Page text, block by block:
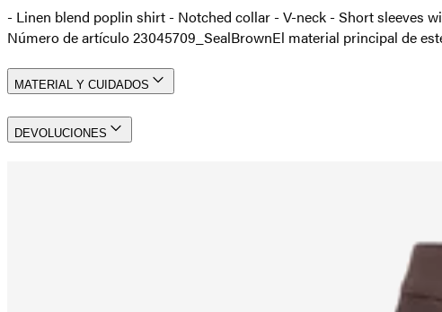
- Linen blend poplin shirt - Notched collar - V-neck - Short sleeves
Número de artículo 23045709_SealBrownEl material principal de
MATERIAL Y CUIDADOS
DEVOLUCIONES